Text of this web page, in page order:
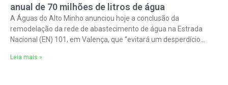
anual de 70 milhões de litros de água
A Águas do Alto Minho anunciou hoje a conclusão da
remodelação da rede de abastecimento de água na Estrada
Nacional (EN) 101, em Valença, que “evitará um desperdício
Leia mais »